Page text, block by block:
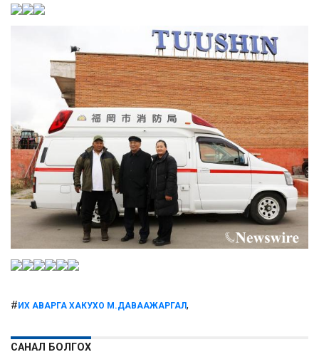
#ИХ АВАРГА ХАКУХО М.ДАВААЖАРГАЛ,
САНАЛ БОЛГОХ